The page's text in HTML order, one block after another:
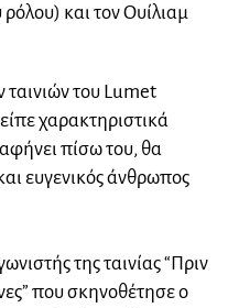
και τον Ουίλιαμ
του Lumet
χαρακτηριστικά
πίσω του, θα
ευγενικός άνθρωπος
της ταινίας “Πριν
που σκηνοθέτησε ο